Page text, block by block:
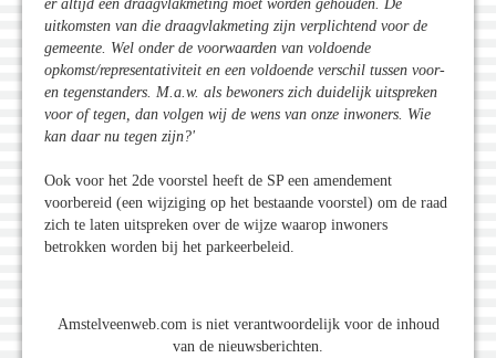
er altijd een draagvlakmeting moet worden gehouden. De
uitkomsten van die draagvlakmeting zijn verplichtend voor de
gemeente. Wel onder de voorwaarden van voldoende
opkomst/representativiteit en een voldoende verschil tussen voor-
en tegenstanders. M.a.w. als bewoners zich duidelijk uitspreken
voor of tegen, dan volgen wij de wens van onze inwoners. Wie
kan daar nu tegen zijn?'
Ook voor het 2de voorstel heeft de SP een amendement
voorbereid (een wijziging op het bestaande voorstel) om de raad
zich te laten uitspreken over de wijze waarop inwoners
betrokken worden bij het parkeerbeleid.
Amstelveenweb.com is niet verantwoordelijk voor de inhoud
van de nieuwsberichten.